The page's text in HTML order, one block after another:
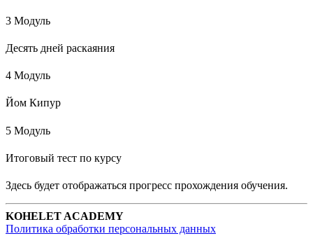
3 Модуль
Десять дней раскаяния
4 Модуль
Йом Кипур
5 Модуль
Итоговый тест по курсу
Здесь будет отображаться прогресс прохождения обучения.
KOHELET ACADEMY
Политика обработки персональных данных